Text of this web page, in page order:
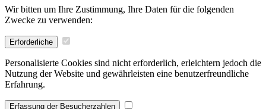
Wir bitten um Ihre Zustimmung, Ihre Daten für die folgenden
Zwecke zu verwenden:
Erforderliche
Personalisierte Cookies sind nicht erforderlich, erleichtern jedoch die
Nutzung der Website und gewährleisten eine benutzerfreundliche
Erfahrung.
Erfassung der Besucherzahlen